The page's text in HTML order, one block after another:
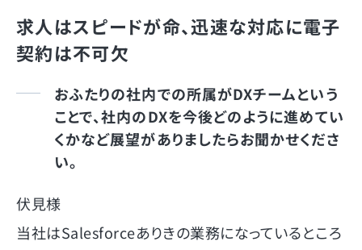
求人はスピードが命、迅速な対応に電子
契約は不可欠
おふたりの社内での所属がDXチームという
ことで、社内のDXを今後どのように進めてい
くかなど展望がありましたらお聞かせくださ
い。
伏見様
当社はSalesforceありきの業務になっているところ